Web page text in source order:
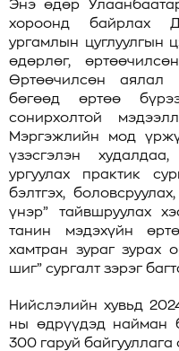
Энэ өдөр
хороонд байрлах
ургамлын цуглуулгын
өдөрлөг,
Өртөөчилсөн аялал
бөгөөд өртөө
сонирхолтой
Мэргэжлийн мод
үзэсгэлэн
ургуулах практик
бэлтгэх,
үнэр” тайвшруулах
танин мэдэхүйн
хамтран зураг зурах
шиг” сургалт зэрэг
Нийслэлийн хувьд
ны өдрүүдэд найман
300 гаруй